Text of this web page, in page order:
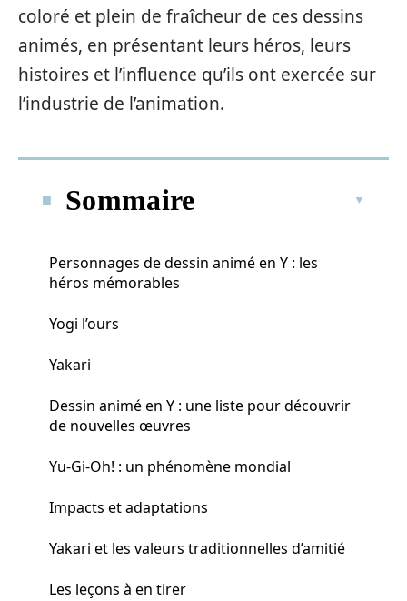
coloré et plein de fraîcheur de ces dessins
animés, en présentant leurs héros, leurs
histoires et l’influence qu’ils ont exercée sur
l’industrie de l’animation.
Sommaire
Personnages de dessin animé en Y : les
héros mémorables
Yogi l’ours
Yakari
Dessin animé en Y : une liste pour découvrir
de nouvelles œuvres
Yu-Gi-Oh! : un phénomène mondial
Impacts et adaptations
Yakari et les valeurs traditionnelles d’amitié
Les leçons à en tirer